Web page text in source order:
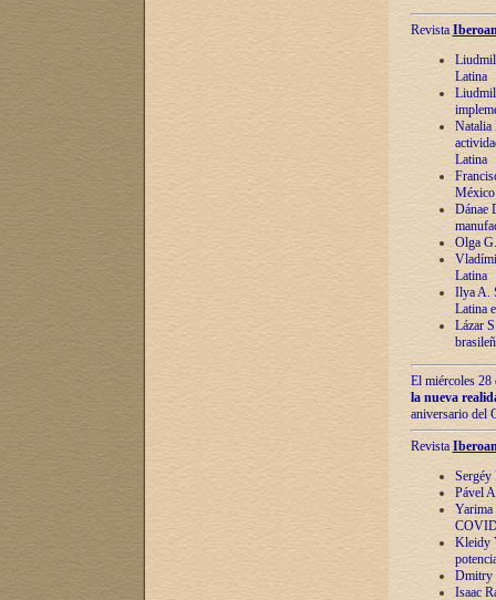
Revista
Latina
Natalia
Latina
México
Dánae
Olga
Latina
Ilya A.
Latina
Lázar
El miércoles 28
la nueva
aniversario del
Revista
Sergéy
Pável
Yarima
Kleidy
Dmitry
Isaac